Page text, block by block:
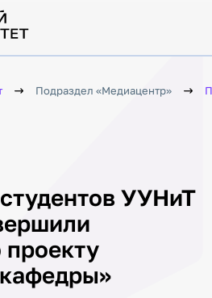
Подраздел «Медиацентр»
УУНиТ
проекту